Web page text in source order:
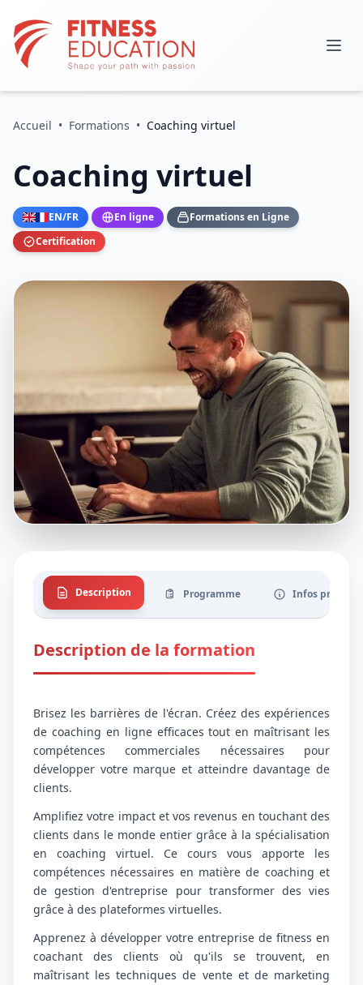
Accueil • Formations • Coaching virtuel
Coaching virtuel
EN/FR En ligne
Formations en Ligne
Certification
Description Programme Infos
Description de la formation
Brisez les barrières de l'écran. Créez des expériences
de coaching en ligne efficaces tout en maîtrisant les
compétences commerciales nécessaires pour
développer votre marque et atteindre davantage de
clients.
Amplifiez votre impact et vos revenus en touchant des
clients dans le monde entier grâce à la spécialisation
en coaching virtuel. Ce cours vous apporte les
compétences nécessaires en matière de coaching et
de gestion d'entreprise pour transformer des vies
grâce à des plateformes virtuelles.
Apprenez à développer votre entreprise de fitness en
coachant des clients où qu'ils se trouvent, en
maîtrisant les techniques de vente et de marketing